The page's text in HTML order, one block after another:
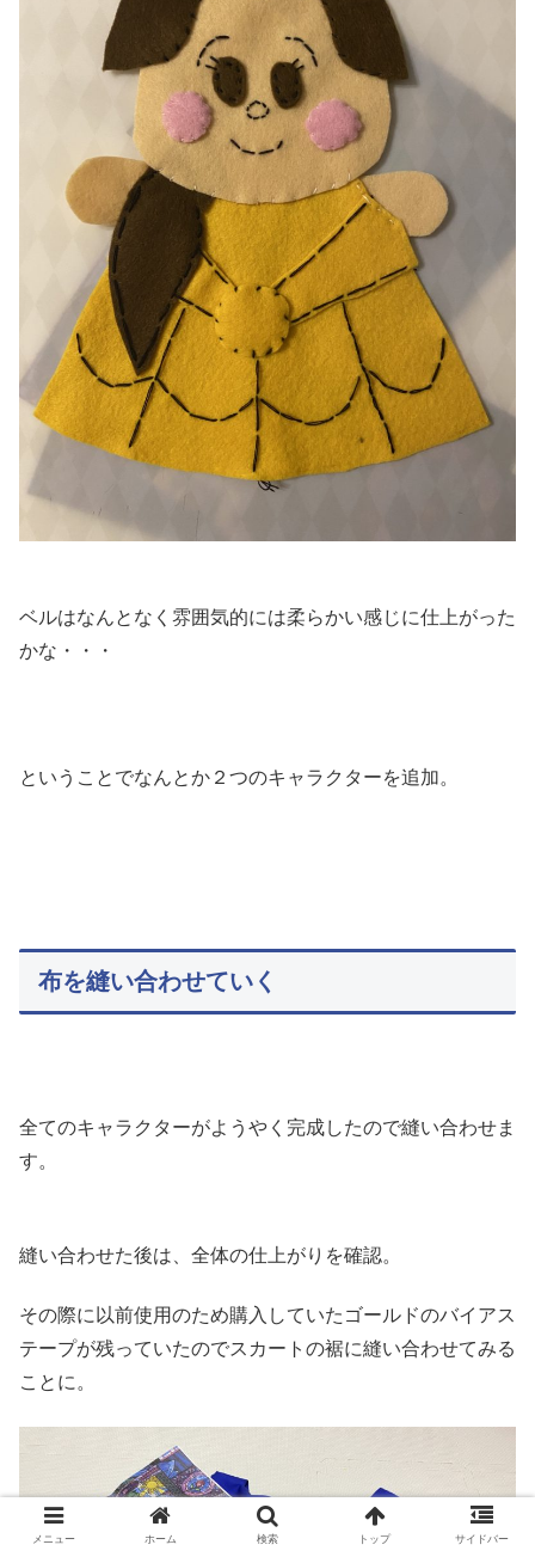
ベルはなんとなく雰囲気的には柔らかい感じに仕上がった
かな・・・
ということでなんとか２つのキャラクターを追加。
布を縫い合わせていく
全てのキャラクターがようやく完成したので縫い合わせま
す。
縫い合わせた後は、全体の仕上がりを確認。
その際に以前使用のため購入していたゴールドのバイアス
テープが残っていたのでスカートの裾に縫い合わせてみる
ことに。
メニュー ホーム 検索 トップ サイドバー